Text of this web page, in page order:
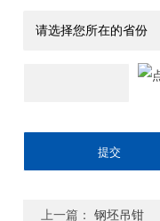
上一篇：钢坯吊钳